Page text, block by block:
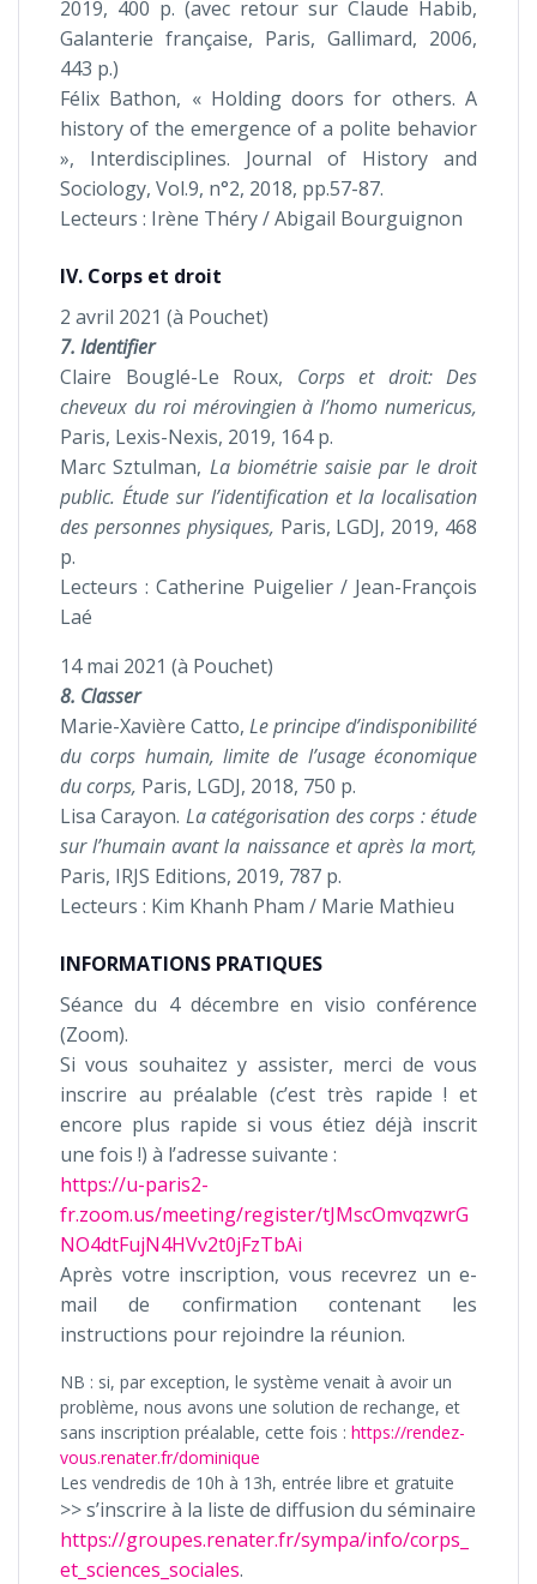
2019, 400 p. (avec retour sur Claude Habib,
Galanterie française, Paris, Gallimard, 2006,
443 p.)
Félix Bathon, « Holding doors for others. A
history of the emergence of a polite behavior
», Interdisciplines. Journal of History and
Sociology, Vol.9, n°2, 2018, pp.57-87.
Lecteurs : Irène Théry / Abigail Bourguignon
IV. Corps et droit
2 avril 2021 (à Pouchet)
7. Identifier
Claire Bouglé-Le Roux, Corps et droit: Des
cheveux du roi mérovingien à l’homo numericus,
Paris, Lexis-Nexis, 2019, 164 p.
Marc Sztulman, La biométrie saisie par le droit
public. Étude sur l’identification et la localisation
des personnes physiques, Paris, LGDJ, 2019, 468
p.
Lecteurs : Catherine Puigelier / Jean-François
Laé
14 mai 2021 (à Pouchet)
8. Classer
Marie-Xavière Catto, Le principe d’indisponibilité
du corps humain, limite de l’usage économique
du corps, Paris, LGDJ, 2018, 750 p.
Lisa Carayon. La catégorisation des corps : étude
sur l’humain avant la naissance et après la mort,
Paris, IRJS Editions, 2019, 787 p.
Lecteurs : Kim Khanh Pham / Marie Mathieu
INFORMATIONS PRATIQUES
Séance du 4 décembre en visio conférence
(Zoom).
Si vous souhaitez y assister, merci de vous
inscrire au préalable (c’est très rapide ! et
encore plus rapide si vous étiez déjà inscrit
une fois !) à l’adresse suivante :
https://u-paris2-
fr.zoom.us/meeting/register/tJMscOmvqzwrG
NO4dtFujN4HVv2t0jFzTbAi
Après votre inscription, vous recevrez un e-
mail de confirmation contenant les
instructions pour rejoindre la réunion.
NB : si, par exception, le système venait à avoir un
problème, nous avons une solution de rechange, et
sans inscription préalable, cette fois : https://rendez-
vous.renater.fr/dominique
Les vendredis de 10h à 13h, entrée libre et gratuite
>> s’inscrire à la liste de diffusion du séminaire
https://groupes.renater.fr/sympa/info/corps_
et_sciences_sociales.